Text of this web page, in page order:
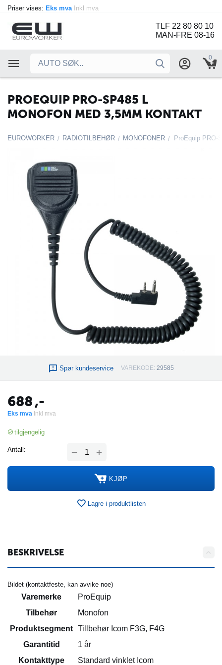
Priser vises: Eks mva Inkl mva
TLF 22 80 80 10
MAN-FRE 08-16
0
PROEQUIP PRO-SP485 L
MONOFON MED 3,5MM KONTAKT
EUROWORKER / RADIOTILBEHØR / MONOFONER /
Spør kundeservice VAREKODE: 29585
688,-
Eks mva Inkl mva
tilgjengelig
Antall: +
−
KJØP
Lagre i produktlisten
BESKRIVELSE
Bildet (kontaktfeste, kan avvike noe)
Varemerke
ProEquip
Tilbehør
Monofon
Produktsegment Tillbehør Icom F3G, F4G
Garantitid
1 år
Kontakttype
Standard vinklet Icom